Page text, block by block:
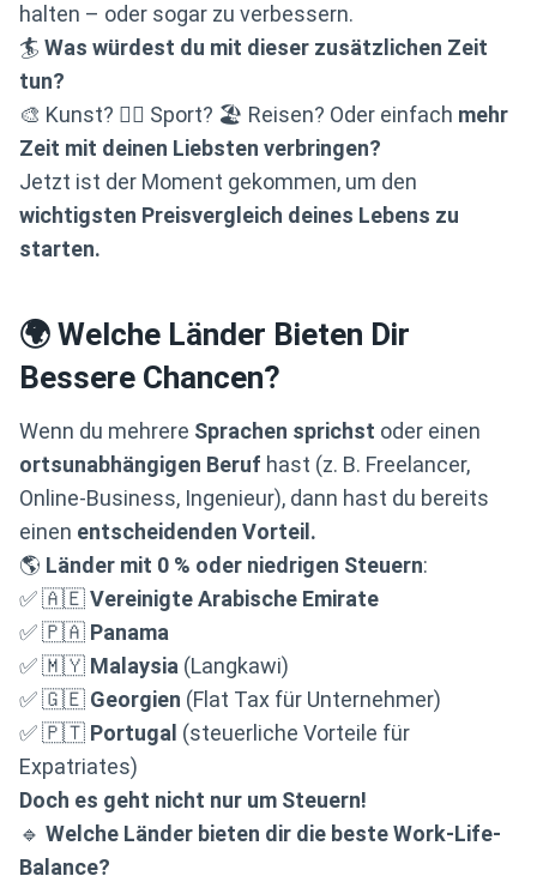
halten – oder sogar zu verbessern.
🏄 Was würdest du mit dieser zusätzlichen Zeit
tun?
🎨 Kunst? 🏋️‍♂️ Sport? 🏖️ Reisen? Oder einfach mehr
Zeit mit deinen Liebsten verbringen?
Jetzt ist der Moment gekommen, um den
wichtigsten Preisvergleich deines Lebens zu
starten.
🌍 Welche Länder Bieten Dir
Bessere Chancen?
Wenn du mehrere Sprachen sprichst oder einen
ortsunabhängigen Beruf hast (z. B. Freelancer,
Online-Business, Ingenieur), dann hast du bereits
einen entscheidenden Vorteil.
🌎 Länder mit 0 % oder niedrigen Steuern:
✅ 🇦🇪Vereinigte Arabische Emirate
✅ 🇵🇦 Panama
✅ 🇲🇾 Malaysia (Langkawi)
✅ 🇬🇪 Georgien (Flat Tax für Unternehmer)
✅ 🇵🇹 Portugal (steuerliche Vorteile für
Expatriates)
Doch es geht nicht nur um Steuern!
🔹 Welche Länder bieten dir die beste Work-Life-
Balance?